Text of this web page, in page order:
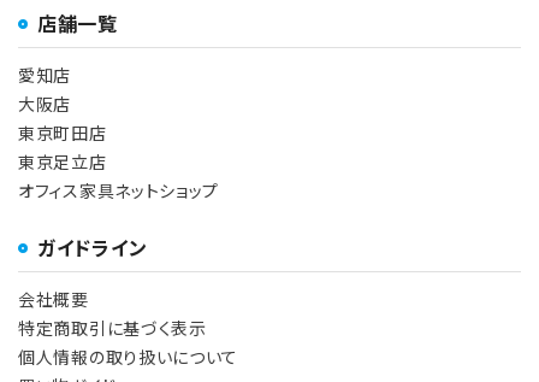
店舗一覧
愛知店
大阪店
東京町田店
東京足立店
オフィス家具ネットショップ
ガイドライン
会社概要
特定商取引に基づく表示
個人情報の取り扱いについて